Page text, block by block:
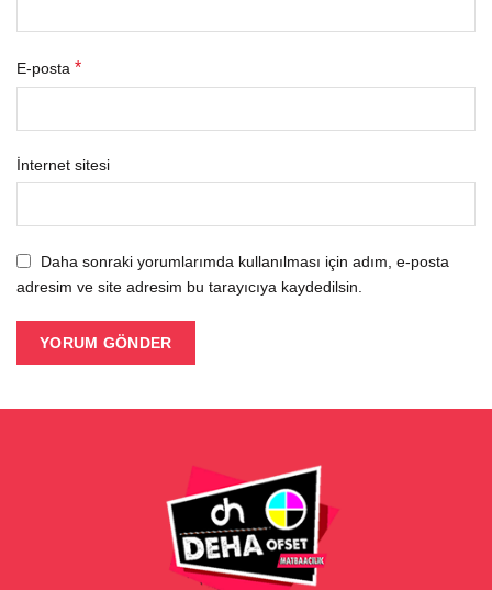
E-posta *
İnternet sitesi
Daha sonraki yorumlarımda kullanılması için adım, e-posta
adresim ve site adresim bu tarayıcıya kaydedilsin.